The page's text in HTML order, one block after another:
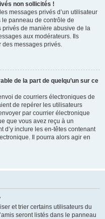
non sollicités !
messages privés d’un utilisateur
panneau de contrôle de
privés de manière abusive de la
aux modérateurs. Ils
des messages privés.
de la part de quelqu’un sur ce
de courriers électroniques de
de repérer les utilisateurs
par courrier électronique
que vous avez reçu à un
d’y inclure les en-têtes contenant
Il pourra alors agir en
et trier certains utilisateurs du
seront listés dans le panneau